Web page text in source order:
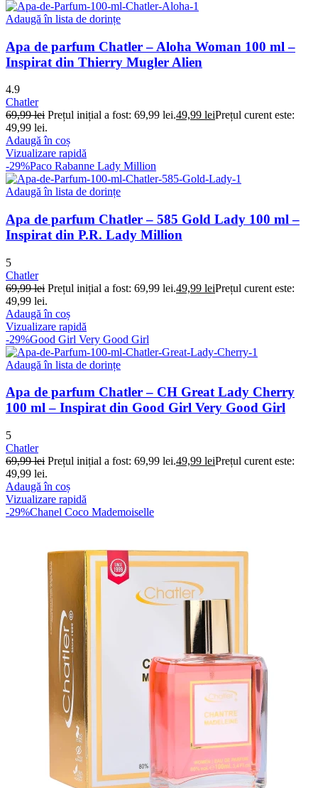
Adaugă în lista de dorințe
Apa de parfum Chatler – Aloha Woman 100 ml –
Inspirat din Thierry Mugler Alien
4.9
Chatler
69,99lei Prețul inițial a fost: 69,99 lei.49,99 leiPrețul curent este:
49,99 lei.
Adaugă în coș
Vizualizare rapidă
-29%Paco Rabanne Lady Million
Adaugă în lista de dorințe
Apa de parfum Chatler – 585 Gold Lady 100 ml –
Inspirat din P.R. Lady Million
5
Chatler
69,99lei Prețul inițial a fost: 69,99 lei.49,99 leiPrețul curent este:
49,99 lei.
Adaugă în coș
Vizualizare rapidă
-29%Good Girl Very Good Girl
Adaugă în lista de dorințe
Apa de parfum Chatler – CH Great Lady Cherry
100 ml – Inspirat din Good Girl Very Good Girl
5
Chatler
69,99lei Prețul inițial a fost: 69,99 lei.49,99 leiPrețul curent este:
49,99 lei.
Adaugă în coș
Vizualizare rapidă
-29%Chanel Coco Mademoiselle